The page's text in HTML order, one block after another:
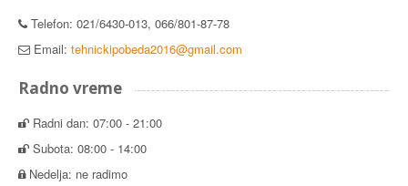
Telefon: 021/6430-013, 066/801-87-78
Email: tehnickipobeda2016@gmail.com
Radno vreme
Radni dan: 07:00 - 21:00
Subota: 08:00 - 14:00
Nedelja: ne radimo